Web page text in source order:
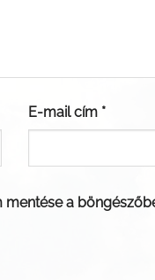
E-mail cím *
a